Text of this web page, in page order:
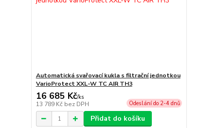
Automatická svařovací kukla s filtrační jednotkou
VarioProtect XXL-W TC AIR TH3
16 685 Kč/ks
13 789 Kč bez DPH Odeslání do 2-4 dnů
Přidat do košíku